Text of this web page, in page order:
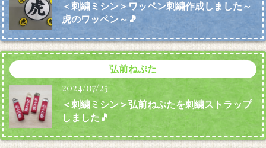
＜刺繍ミシン＞ワッペン刺繍作成しました～
虎のワッペン～🎵
弘前ねぷた
2024/07/25
＜刺繍ミシン＞弘前ねぷたを刺繍ストラップ
しました🎵